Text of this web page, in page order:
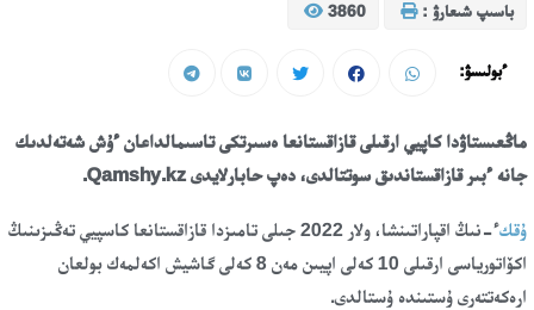
باسىپ شىعارۋ : 3860
ءبولىسۋ:
ماڭعىستاۋدا كاپيي ارقىلى قازاقستانعا ەسىرتكى تاسىمالداعان ءۇش شەتەلدىك
جانە ءبىر قازاقستاندىق سوتتالدى، دەپ حابارلايدى Qamshy.kz.
ۇقك
ء-نىڭ اقپاراتىنشا، ولار 2022 جىلى تامىزدا قازاقستانعا كاسپيي تەڭىزىنىڭ
اكۆاتورياسى ارقىلى 10 كەلى اپيىن مەن 8 كەلى گاشيش اكەلمەك بولعان
ارەكەتتەرى ۇستىندە ۇستالدى.